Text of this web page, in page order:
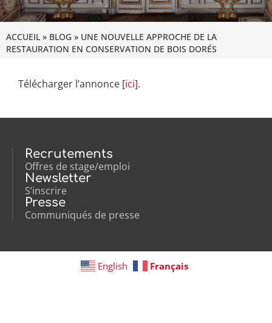
ACCUEIL » BLOG » UNE NOUVELLE APPROCHE DE LA
RESTAURATION EN CONSERVATION DE BOIS DORÉS
Télécharger l’annonce [ici].
Recrutements
Offres de stage/emploi
Newsletter
S’inscrire
Presse
Communiqués de presse
English Français